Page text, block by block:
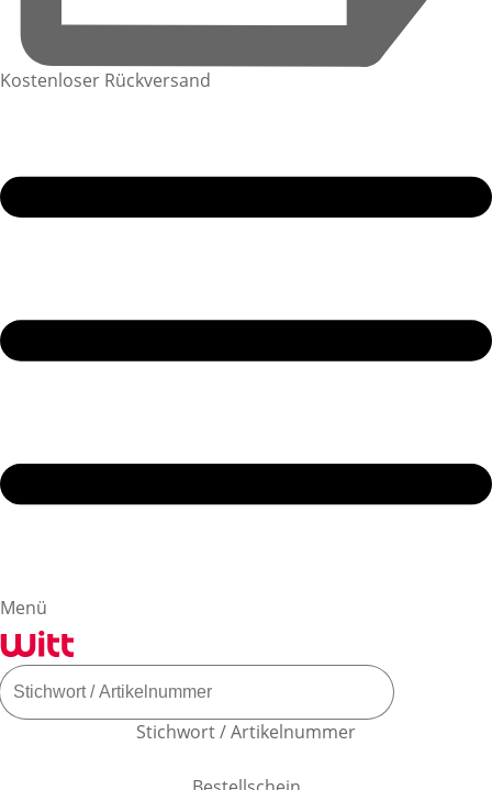
Kostenloser Rückversand
Menü
Stichwort / Artikelnummer